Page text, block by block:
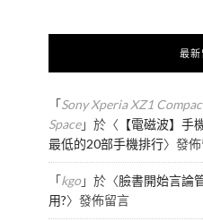
最
「Sony Xperia XZ1
Space」於〈 【電磁波】手
最低的20部手機排行〉發
「kgo」於〈臉書開始言論
用?〉發佈留言